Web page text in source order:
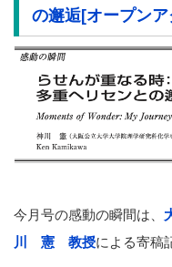
の邂逅[オープン
今月号の感動の瞬間は、
川 憲 教授による寄稿